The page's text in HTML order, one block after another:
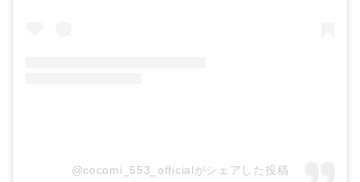
@cocomi_553_officialがシェアした投稿